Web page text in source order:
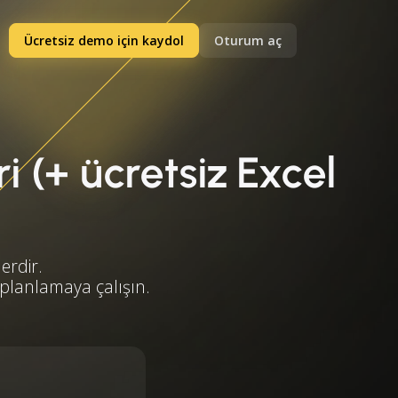
Ücretsiz demo için kaydol Oturum aç
(+ ücretsiz Excel
çalışın.